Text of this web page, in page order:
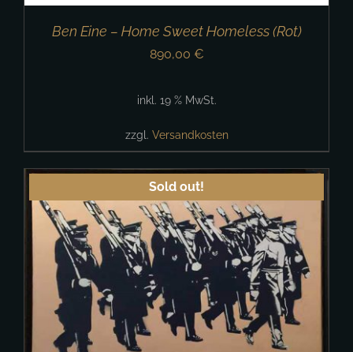
Ben Eine – Home Sweet Homeless (Rot)
890,00 €
inkl. 19 % MwSt.
zzgl. Versandkosten
Sold out!